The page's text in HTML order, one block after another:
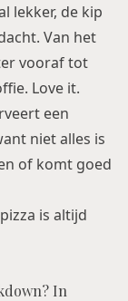
lekker, de kip
Van het
vooraf tot
Love it.
een
niet alles is
of komt goed
is altijd
In